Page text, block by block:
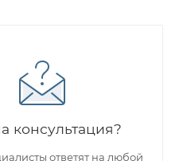
консультация?
ответят на любой